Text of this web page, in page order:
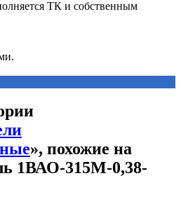
», похожие на
1ВАО-315М-0,38-